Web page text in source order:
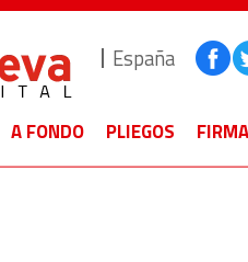
España
A FONDO PLIEGOS